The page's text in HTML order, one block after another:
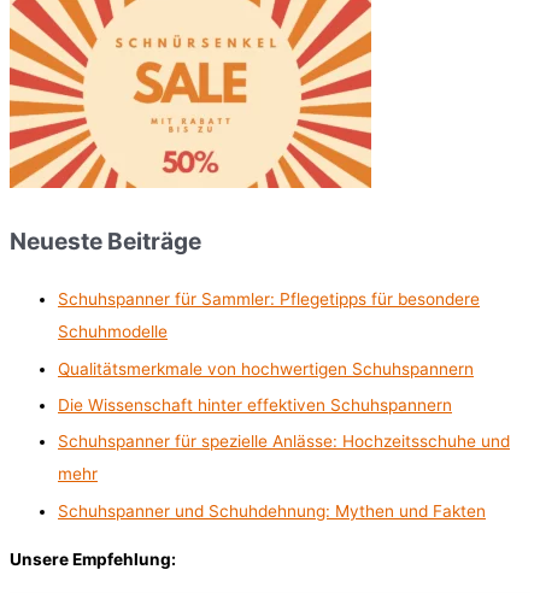
Neueste Beiträge
Schuhspanner für Sammler: Pflegetipps für besondere
Schuhmodelle
Qualitätsmerkmale von hochwertigen Schuhspannern
Die Wissenschaft hinter effektiven Schuhspannern
Schuhspanner für spezielle Anlässe: Hochzeitsschuhe und
mehr
Schuhspanner und Schuhdehnung: Mythen und Fakten
Unsere Empfehlung: